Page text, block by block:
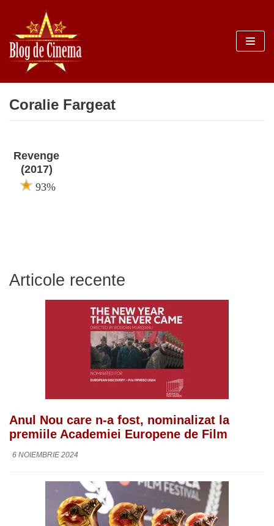
Sari
la
conținut
Coralie Fargeat
Revenge
(2017)
93%
Articole recente
Anul Nou care n-a fost, nominalizat la
premiile Academiei Europene de Film
6 NOIEMBRIE 2024